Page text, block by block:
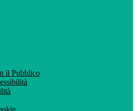
il Pubblico